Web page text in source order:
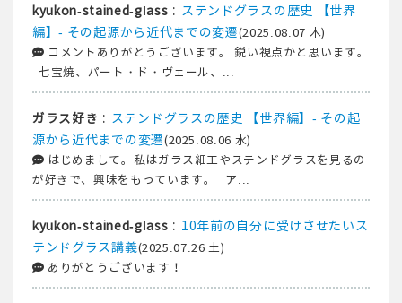
kyukon-stained-glass : ステンドグラスの歴史 【世界
編】- その起源から近代までの変遷(2025.08.07 木)
コメントありがとうございます。 鋭い視点かと思います。
七宝焼、パート・ド・ヴェール、...
ガラス好き : ステンドグラスの歴史 【世界編】- その起
源から近代までの変遷(2025.08.06 水)
はじめまして。私はガラス細工やステンドグラスを見るの
が好きで、興味をもっています。 ア...
kyukon-stained-glass : 10年前の自分に受けさせたいス
テンドグラス講義(2025.07.26 土)
ありがとうございます！